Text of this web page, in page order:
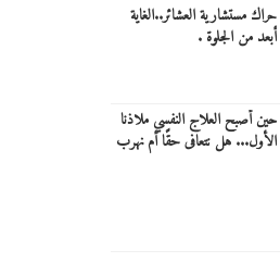
حراك مستشارية العشائر..الغاية
أبعد من الجلوة .
حين أصبح العلاج النفسي ملاذنا
الأول... هل نتعافى حقًا أم نهرب